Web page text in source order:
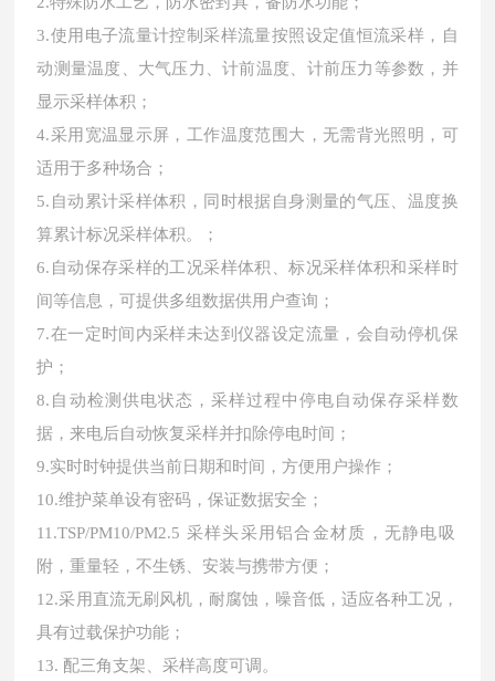
3.使用电子流量计控制采样流量按照设定值恒流采样，自
动测量温度、大气压力、计前温度、计前压力等参数，并
显示采样体积；
4.采用宽温显示屏，工作温度范围大，无需背光照明，可
适用于多种场合；
5.自动累计采样体积，同时根据自身测量的气压、温度换
算累计标况采样体积。；
6.自动保存采样的工况采样体积、标况采样体积和采样时
间等信息，可提供多组数据供用户查询；
7.在一定时间内采样未达到仪器设定流量，会自动停机保
护；
8.自动检测供电状态，采样过程中停电自动保存采样数
据，来电后自动恢复采样并扣除停电时间；
9.实时时钟提供当前日期和时间，方便用户操作；
10.维护菜单设有密码，保证数据安全；
11.TSP/PM10/PM2.5 采样头采用铝合金材质，无静电吸
附，重量轻，不生锈、安装与携带方便；
12.采用直流无刷风机，耐腐蚀，噪音低，适应各种工况，
具有过载保护功能；
13. 配三角支架、采样高度可调。